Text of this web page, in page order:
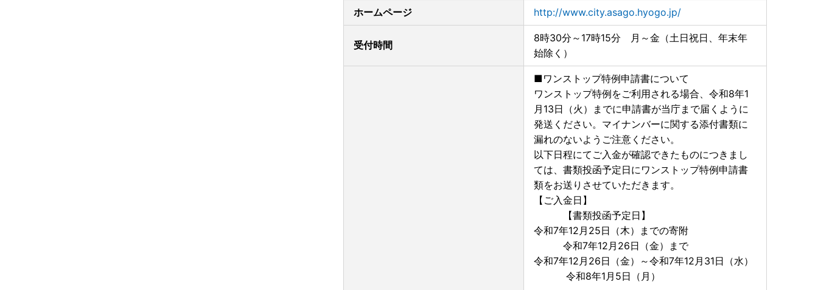
ホームページ http://www.city.asago.hyogo.jp/
受付時間
8時30分～17時15分 月～金（土日祝日、年末年
始除く）
■ワンストップ特例申請書について
ワンストップ特例をご利用される場合、令和8年1
月13日（火）までに申請書が当庁まで届くように
発送ください。マイナンバーに関する添付書類に
漏れのないようご注意ください。
以下日程にてご入金が確認できたものにつきまし
ては、書類投函予定日にワンストップ特例申請書
類をお送りさせていただきます。
【ご入金日】
【書類投函予定日】
令和7年12月25日（木）までの寄附
令和7年12月26日（金）まで
令和7年12月26日（金）～令和7年12月31日（水）
令和8年1月5日（月）